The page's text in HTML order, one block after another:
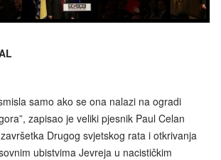
samo ako se ona nalazi na ogradi
zapisao je veliki pjesnik Paul Celan
Drugog svjetskog rata i otkrivanja
ubistvima Jevreja u nacističkim